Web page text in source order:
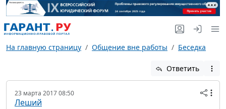
На главную страницу Общение вне работы Беседка
Ответить
23 марта 2017 08:50
Леший